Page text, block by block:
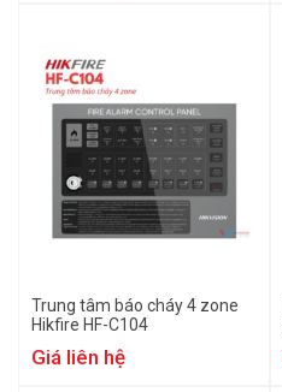
Trung tâm báo cháy 4 zone
Hikfire HF-C104
Giá liên hệ